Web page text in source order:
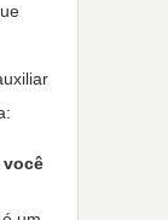
você